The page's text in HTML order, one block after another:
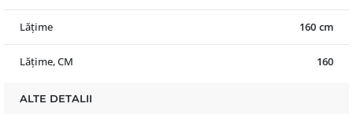
Lățime 160 cm
Lățime, CM 160
ALTE DETALII